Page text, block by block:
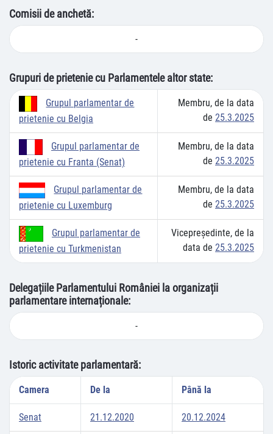
Comisii de anchetă:
-
Grupuri de prietenie cu Parlamentele altor state:
Grupul parlamentar de
prietenie cu Belgia
Membru, de la data
de 25.3.2025
Grupul parlamentar de
prietenie cu Franta (Senat)
Membru, de la data
de 25.3.2025
Grupul parlamentar de
prietenie cu Luxemburg
Membru, de la data
de 25.3.2025
Grupul parlamentar de
prietenie cu Turkmenistan
Vicepreşedinte, de la
data de 25.3.2025
Delegațiile Parlamentului României la organizații
parlamentare internaționale:
-
Istoric activitate parlamentară:
Camera De la Până la
Senat 21.12.2020 20.12.2024